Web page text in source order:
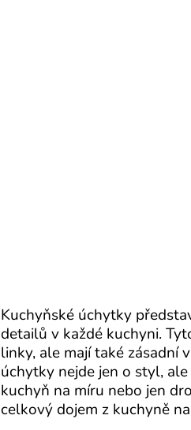
Kuchyňské úchytky
detailů v každé kuchyni.
linky, ale mají také zásadní
úchytky nejde jen o styl,
kuchyň na míru nebo jen
celkový dojem z kuchyně